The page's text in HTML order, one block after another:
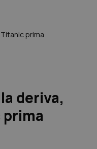
prima
deriva,